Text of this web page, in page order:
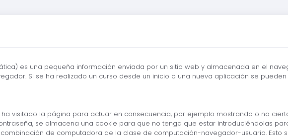
es una pequeña información enviada por un sitio web y almacenada en el
Si se ha realizado un curso desde un inicio o una nueva aplicación se
visitado la página para actuar en consecuencia, por ejemplo mostrando o no
se almacena una cookie para que no tenga que estar introduciéndolas
de computadora de la clase de computación-navegador-usuario.